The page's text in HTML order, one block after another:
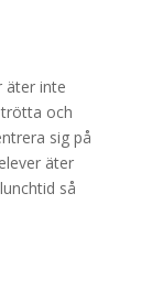
äter inte
och
sig på
äter
så